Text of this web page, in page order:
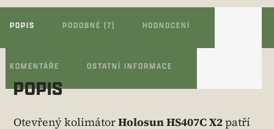
POPIS PODOBNÉ (7) HODNOCENÍ
KOMENTÁŘE OSTATNÍ INFORMACE
POPIS
Otevřený kolimátorHolosun HS407C X2patří